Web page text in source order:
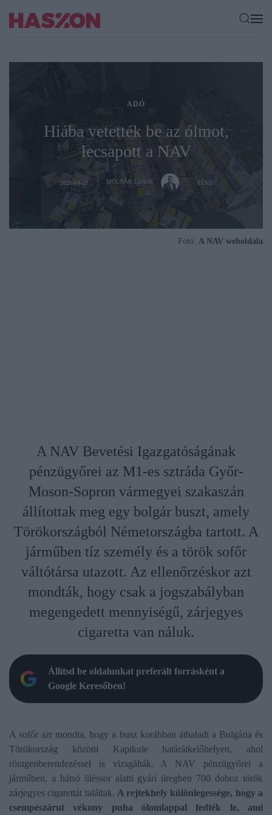
ADÓ
Hiába vetették be az ólmot,
lecsapott a NAV
2026-04-21 MOLNÁR JÁNOS PÉNZ
Fotó: A NAV weboldala
A NAV Bevetési Igazgatóságának
pénzügyőrei az M1-es sztráda Győr-
Moson-Sopron vármegyei szakaszán
állítottak meg egy bolgár buszt, amely
Törökországból Németországba tartott. A
járműben tíz személy és a török sofőr
váltótársa utazott. Az ellenőrzéskor azt
mondták, hogy csak a jogszabályban
megengedett mennyiségű, zárjegyes
cigaretta van náluk.
Állítsd be oldalunkat preferált forrásként a
Google Keresőben!
A sofőr azt mondta, hogy a busz korábban áthaladt a Bulgária és
Törökország közötti Kapikule határátkelőhelyen, ahol
röntgenberendezéssel is vizsgálták. A NAV pénzügyőrei a
járműben, a hátsó üléssor alatti gyári üregben 700 doboz török
zárjegyes cigarettát találtak. A rejtekhely különlegessége, hogy a
csempészárut vékony puha ólomlappal fedték le, ami